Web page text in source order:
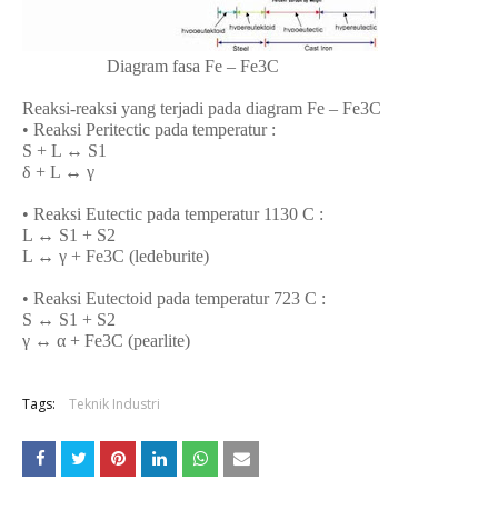
Diagram fasa Fe – Fe3C
Reaksi-reaksi yang terjadi pada diagram Fe – Fe3C
• Reaksi Peritectic pada temperatur :
S + L ↔ S1
δ + L ↔ γ
• Reaksi Eutectic pada temperatur 1130 C :
L ↔ S1 + S2
L ↔ γ + Fe3C (ledeburite)
• Reaksi Eutectoid pada temperatur 723 C :
S ↔ S1 + S2
γ ↔ α + Fe3C (pearlite)
Tags: Teknik Industri